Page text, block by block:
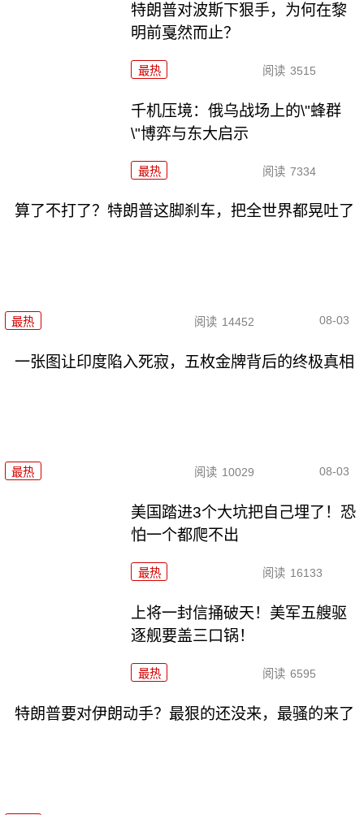
特朗普对波斯下狠手，为何在黎
明前戛然而止？
最热 阅读 3515
千机压境：俄乌战场上的\"蜂群
\"博弈与东大启示
最热 阅读 7334
算了不打了？特朗普这脚刹车，把全世界都晃吐了
最热 阅读 14452 08-03
一张图让印度陷入死寂，五枚金牌背后的终极真相
最热 阅读 10029 08-03
美国踏进3个大坑把自己埋了！恐
怕一个都爬不出
最热 阅读 16133
上将一封信捅破天！美军五艘驱
逐舰要盖三口锅！
最热 阅读 6595
特朗普要对伊朗动手？最狠的还没来，最骚的来了